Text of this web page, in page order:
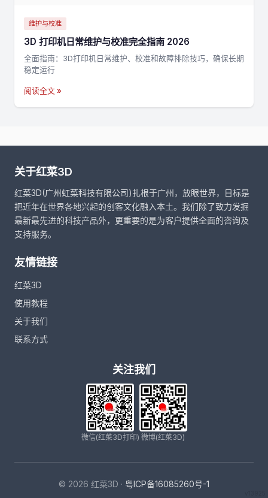
维护与校准
3D 打印机日常维护与校准完全指南 2026
全面指南：3D打印机日常维护、校准和故障排除技巧，确保长期
稳定运行
阅读全文 »
关于红菜3D
红菜3D(广州虹菜科技有限公司)扎根于广州，放眼世界，目标是
把近年在世界各地兴起的创客文化融入本土。我们除了致力发掘
最新最先进的科技产品外，更重要的是为客户提供全面的咨询及
支持服务。
友情链接
红菜3D
使用教程
关于我们
联系方式
关注我们
微信(红菜3D打印) 微博(红菜3D)
© 2026 红菜3D · 粤ICP备16085260号-1